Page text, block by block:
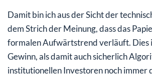
Damit bin ich aus der Sicht der
dem Strich der Meinung, dass das
formalen Aufwärtstrend verläuft. Dies
Gewinn, als damit auch sicherlich
institutionellen Investoren noch immer